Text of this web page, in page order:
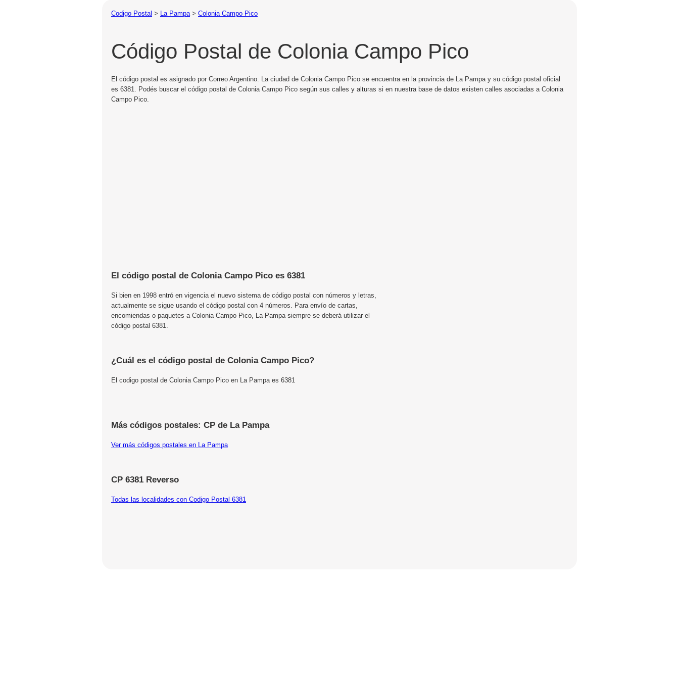
Codigo Postal > La Pampa> Colonia Campo Pico
Código Postal de Colonia Campo Pico
El código postal es asignado por Correo Argentino. La ciudad de Colonia Campo Pico se encuentra en la provincia de La Pampa y su código postal oficial
es 6381. Podés buscar el código postal de Colonia Campo Pico según sus calles y alturas si en nuestra base de datos existen calles asociadas a Colonia
Campo Pico.
El código postal de Colonia Campo Pico es 6381
Si bien en 1998 entró en vigencia el nuevo sistema de código postal con números y letras,
actualmente se sigue usando el código postal con 4 números. Para envío de cartas,
encomiendas o paquetes a Colonia Campo Pico, La Pampa siempre se deberá utilizar el
código postal 6381.
¿Cuál es el código postal de Colonia Campo Pico?
El codigo postal de Colonia Campo Pico en La Pampa es 6381
Más códigos postales: CP de La Pampa
Ver más códigos postales en La Pampa
CP 6381 Reverso
Todas las localidades con Codigo Postal 6381